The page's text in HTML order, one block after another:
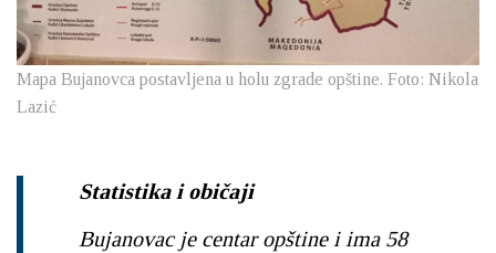
Mapa Bujanovca postavljena u holu zgrade opštine. Foto: Nikola
Lazić
Statistika i običaji
Bujanovac je centar opštine i ima 58